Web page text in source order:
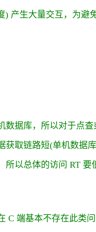
) 产生大量交互，为
数据库，所以对于点
获取链路短(单机数据
所以总体的访问 RT
C 端基本不存在此类